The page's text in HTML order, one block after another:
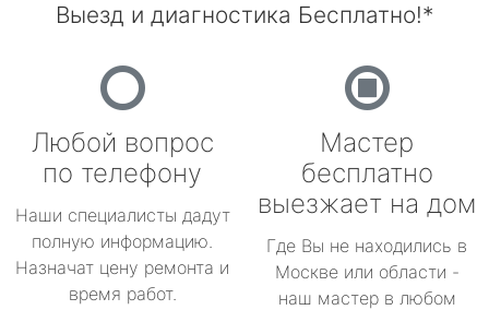
Выезд и диагностика Бесплатно!*
Любой вопрос
по телефону
Наши специалисты дадут
полную информацию.
Назначат цену ремонта и
время работ.
Мастер
бесплатно
выезжает на дом
Где Вы не находились в
Москве или области -
наш мастер в любом